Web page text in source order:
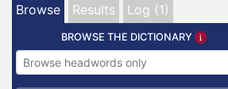
Browse Results Log (1)
BROWSE THE DICTIONARY